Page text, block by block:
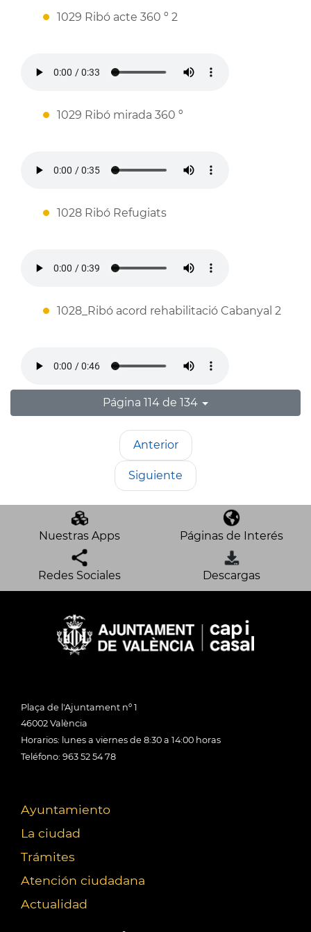
1029 Ribó acte 360 º 2
1029 Ribó mirada 360 º
1028 Ribó Refugiats
1028_Ribó acord rehabilitació Cabanyal 2
Página 114 de 134
Anterior
Siguiente
Nuestras Apps Páginas de Interés
Redes Sociales Descargas
Plaça de l'Ajuntament nº 1
46002 València
Horarios: lunes a viernes de 8:30 a 14:00 horas
Teléfono: 963 52 54 78
Ayuntamiento
La ciudad
Trámites
Atención ciudadana
Actualidad